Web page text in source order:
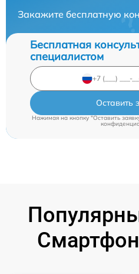
Закажите бесплатную
Бесплатная
специалистом
Оставить
Нажимая на кнопку "Оставить